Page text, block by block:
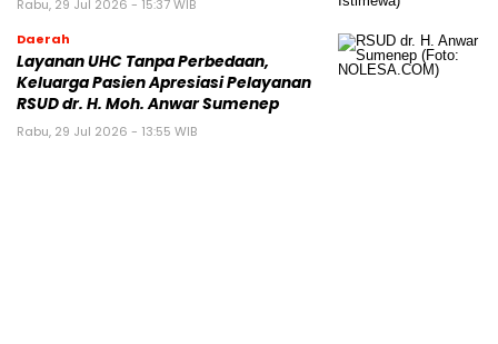
Rabu, 29 Jul 2026 - 15:37 WIB
Daerah
Layanan UHC Tanpa Perbedaan,
Keluarga Pasien Apresiasi Pelayanan
RSUD dr. H. Moh. Anwar Sumenep
Rabu, 29 Jul 2026 - 13:55 WIB